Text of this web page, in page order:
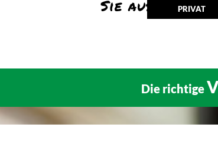
PRIVAT
Die richtige